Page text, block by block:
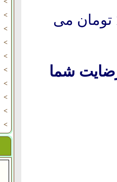
>
>
>
>
>
>
>
>
>
سطل چهار :5000 تومان ، سطل هفت : 10000 تومان می
شما